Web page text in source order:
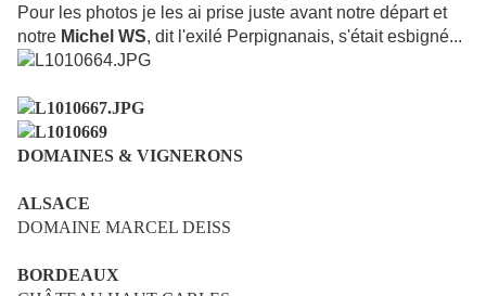
Pour les photos je les ai prise juste avant notre départ et
notre Michel WS, dit l'exilé Perpignanais, s'était esbigné...
DOMAINES & VIGNERONS
ALSACE
DOMAINE MARCEL DEISS
BORDEAUX